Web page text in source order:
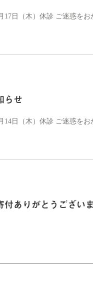
17日（木）休診 ご迷惑を
らせ
14日（木）休診 ご迷惑を
付ありがとうござい